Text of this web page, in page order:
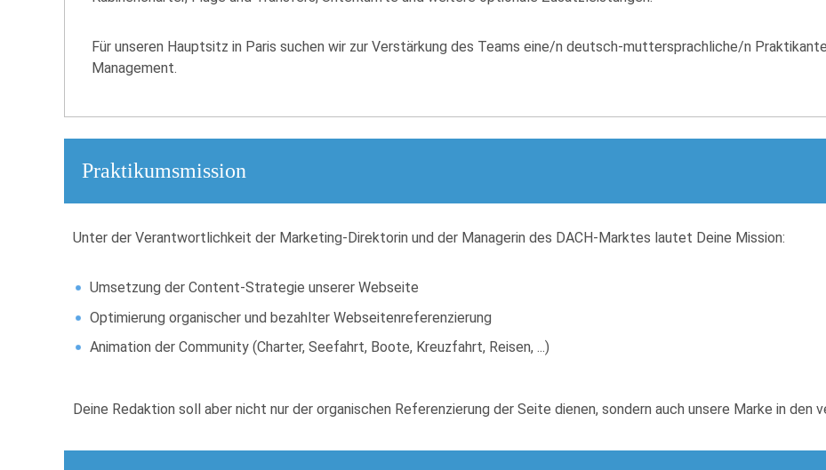
Für unseren Hauptsitz in Paris suchen wir zur Verstärkung des Teams eine/n deutsch-muttersprachliche/n
Management.
Praktikumsmission
Unter der Verantwortlichkeit der Marketing-Direktorin und der Managerin des DACH-Marktes lautet Deine Mission:
Umsetzung der Content-Strategie unserer Webseite
Optimierung organischer und bezahlter Webseitenreferenzierung
Animation der Community (Charter, Seefahrt, Boote, Kreuzfahrt, Reisen, ...)
Deine Redaktion soll aber nicht nur der organischen Referenzierung der Seite dienen, sondern auch unsere Marke in den